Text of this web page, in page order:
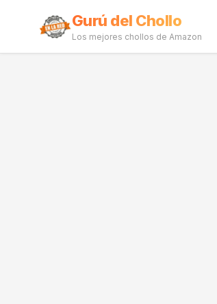
Gurú del Chollo
Los mejores chollos de Amazon